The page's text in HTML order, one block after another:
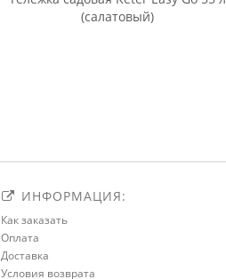
(салатовый)
ИНФОРМАЦИЯ:
Как заказать
Оплата
Доставка
Условия возврата